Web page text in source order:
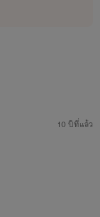
10 ปีที่แล้ว